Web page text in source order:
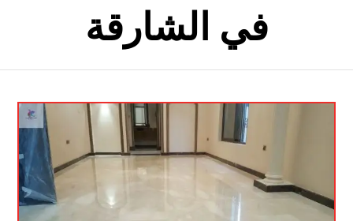
في الشارقة